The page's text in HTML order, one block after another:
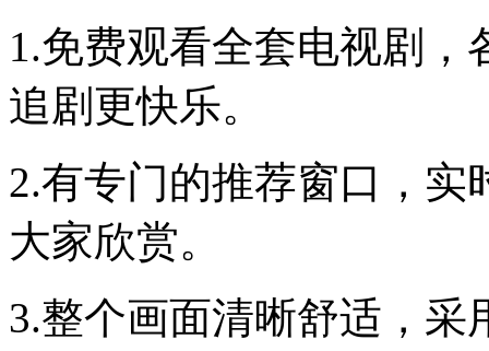
1.免费观看全套电视剧
追剧更快乐。
2.有专门的推荐窗口，
大家欣赏。
3.整个画面清晰舒适，